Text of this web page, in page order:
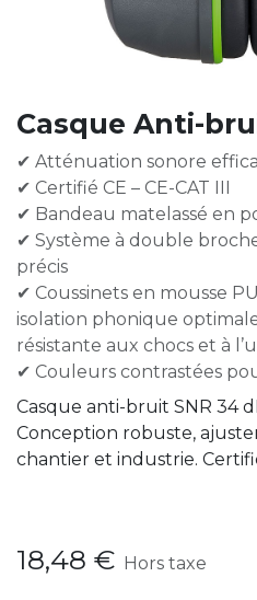
Casque Anti-
✔ Atténuation sonore
✔ Certifié CE – CE-CAT III
✔ Bandeau matelassé en
✔ Système à double
précis
✔ Coussinets en mousse
isolation phonique
résistante aux chocs et à
✔ Couleurs contrastées
Casque anti-bruit SNR 34
Conception robuste,
chantier et industrie.
18,48 € Hors taxe